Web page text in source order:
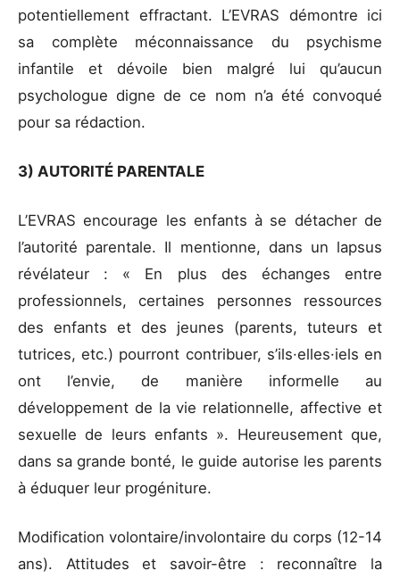
potentiellement effractant. L’EVRAS démontre ici
sa complète méconnaissance du psychisme
infantile et dévoile bien malgré lui qu’aucun
psychologue digne de ce nom n’a été convoqué
pour sa rédaction.
3) AUTORITÉ PARENTALE
L’EVRAS encourage les enfants à se détacher de
l’autorité parentale. Il mentionne, dans un lapsus
révélateur : « En plus des échanges entre
professionnels, certaines personnes ressources
des enfants et des jeunes (parents, tuteurs et
tutrices, etc.) pourront contribuer, s’ils·elles·iels en
ont l’envie, de manière informelle au
développement de la vie relationnelle, affective et
sexuelle de leurs enfants ». Heureusement que,
dans sa grande bonté, le guide autorise les parents
à éduquer leur progéniture.
Modification volontaire/involontaire du corps (12-14
ans). Attitudes et savoir-être : reconnaître la